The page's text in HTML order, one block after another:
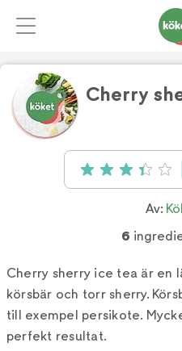
Cherry
Betyg: 3.4 av 5 (5
Av:
6
Cherry sherry ice tea är en
körsbär och torr sherry.
till exempel persikote.
perfekt resultat.